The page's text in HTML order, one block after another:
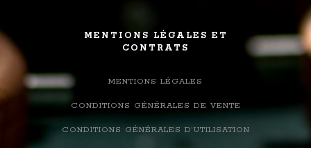
MENTIONS LÉGALES ET
CONTRATS
MENTIONS LÉGALES
CONDITIONS GÉNÉRALES DE VENTE
CONDITIONS GÉNÉRALES D’UTILISATION